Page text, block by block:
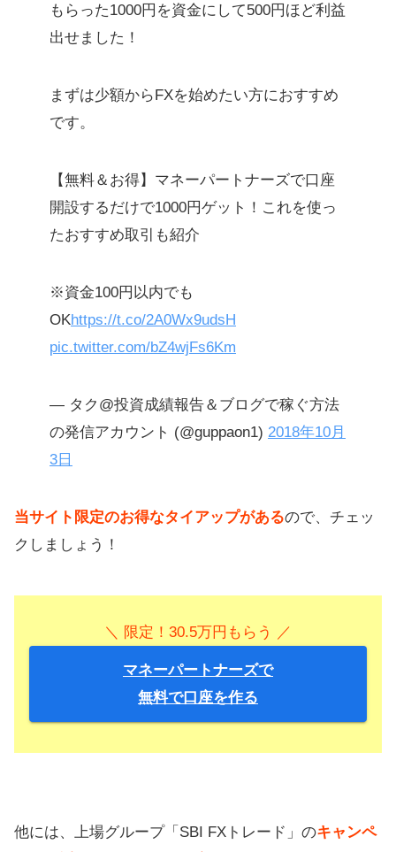
もらった1000円を資金にして500円ほど利益
出せました！
まずは少額からFXを始めたい方におすすめ
です。
【無料＆お得】マネーパートナーズで口座
開設するだけで1000円ゲット！これを使っ
たおすすめ取引も紹介
※資金100円以内でも
OKhttps://t.co/2A0Wx9udsH
pic.twitter.com/bZ4wjFs6Km
— タク@投資成績報告＆ブログで稼ぐ方法
の発信アカウント (@guppaon1) 2018年10月
3日
当サイト限定のお得なタイアップがあるので、チェッ
クしましょう！
＼ 限定！30.5万円もらう ／
マネーパートナーズで
無料で口座を作る
他には、上場グループ「SBI FXトレード」のキャンペ